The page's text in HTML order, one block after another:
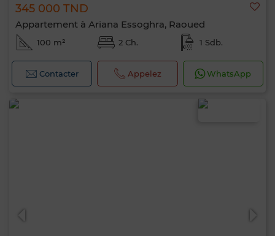
345 000 TND
Appartement à Ariana Essoghra, Raoued
100 m² 2 Ch. 1 Sdb.
Contacter Appelez WhatsApp